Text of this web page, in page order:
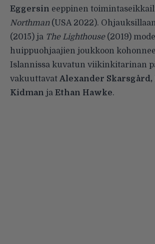
Eggersin eeppinen
Northman(USA 2022). Ohjauksillaan
(2015) ja The Lighthouse(2019)
huippuohjaajien joukkoon
Islannissa kuvatun viikinkitarinan
vakuuttavat Alexander Skarsgård,
Kidman ja Ethan Hawke.